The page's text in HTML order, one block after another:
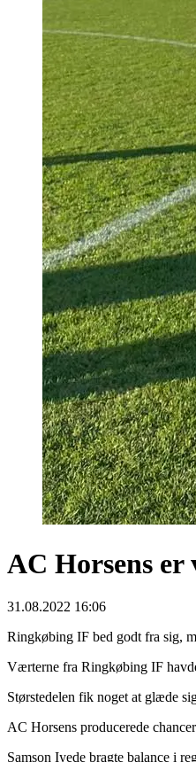
AC Horsens
31.08.2022 16:06
Ringkøbing IF bed godt fra sig,
Værterne fra Ringkøbing IF
Størstedelen fik noget at glæde
AC Horsens producerede
Samson Iyede bragte balance i